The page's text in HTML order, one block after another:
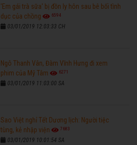
'Em gái trà sữa' bị đồn ly hôn sau bê bối tình
dục của chồng
6594
03/01/2019 12:03:33 CH
Ngô Thanh Vân, Đàm Vĩnh Hưng đi xem
phim của Mỹ Tâm
6271
03/01/2019 11:03:00 SA
Sao Việt nghỉ Tết Dương lịch: Người tiệc
tùng, kẻ nhập viện
7683
03/01/2019 10:01:54 SA